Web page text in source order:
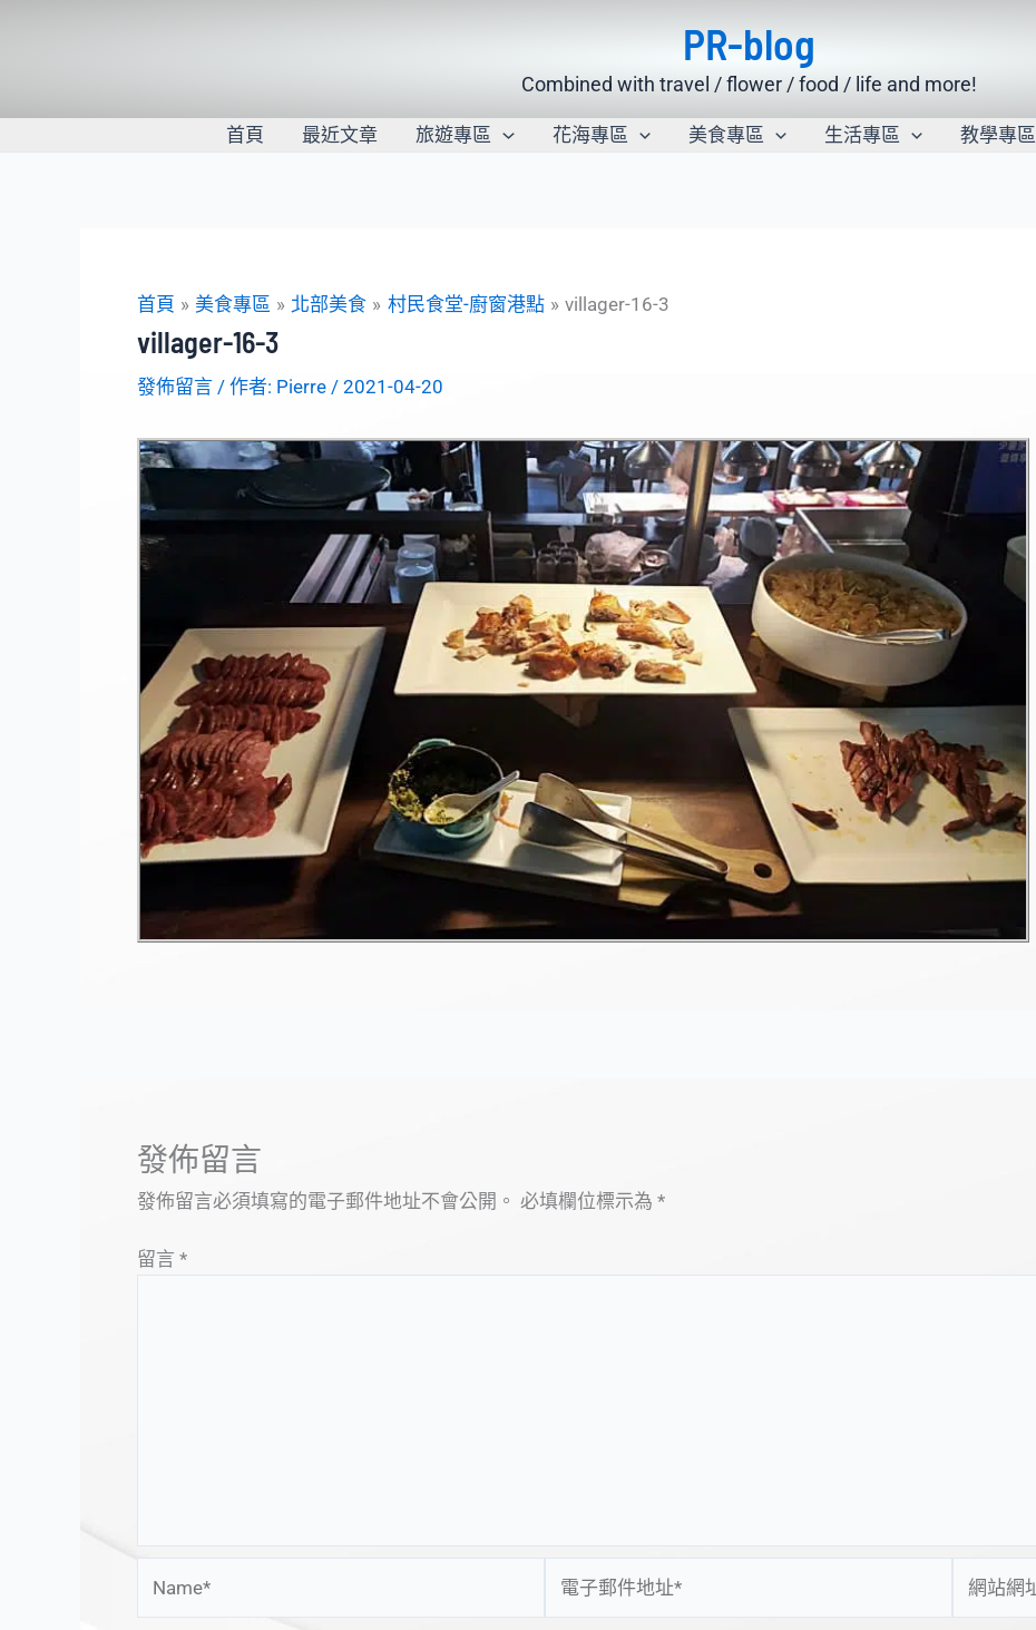
PR-blog
Combined with travel / flower / food / life and more!
首頁 最近文章 旅遊專區 花海專區 美食專區 生活專區 教學專區
首頁 美食專區 北部美食 村民食堂-廚窗港點 villager-16-3
villager-16-3
發佈留言 / 作者: Pierre / 2021-04-20
發佈留言
發佈留言必須填寫的電子郵件地址不會公開。 必填欄位標示為 *
留言 *
站